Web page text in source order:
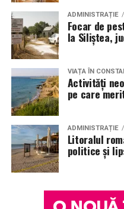
ADMINISTRAȚIE
Focar de
la Siliștea,
VIAȚA ÎN
Activități
pe care
ADMINISTRAȚIE
Litoralul
politice și